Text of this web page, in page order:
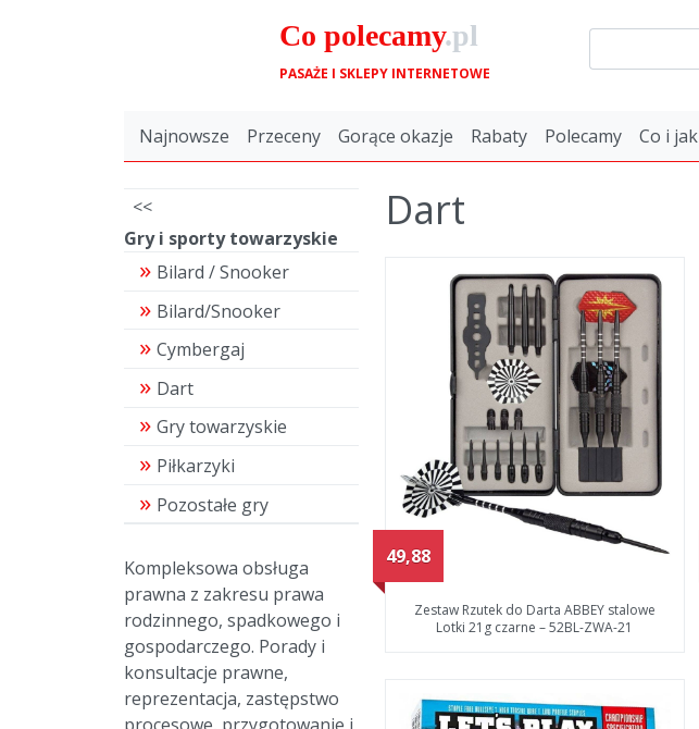
Co polecamy.pl
PASAŻE I SKLEPY INTERNETOWE
Najnowsze Przeceny Gorące okazje Rabaty Polecamy Co i jak
<<
Gry i sporty towarzyskie
Bilard / Snooker
Bilard/Snooker
Cymbergaj
Dart
Gry towarzyskie
Piłkarzyki
Pozostałe gry
Kompleksowa obsługa
prawna z zakresu prawa
rodzinnego, spadkowego i
gospodarczego. Porady i
konsultacje prawne,
reprezentacja, zastępstwo
Dart
49,88
Zestaw Rzutek do Darta ABBEY stalowe
Lotki 21g czarne – 52BL-ZWA-21